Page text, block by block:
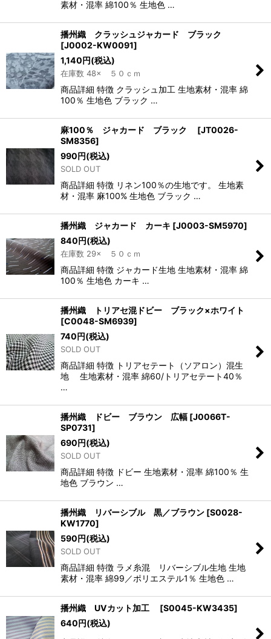
素材・混率 綿100％ 生地色 …
播州織 クラッシュジャカード ブラック
[J0002-KW0091]
1,140円(税込)
在庫数 48× ５０ｃｍ
商品詳細 特徴 クラッシュ加工 生地素材・混率 綿
100％ 生地色 ブラック …
麻100％ ジャカード ブラック [JT0026-
SM8356]
990円(税込)
SOLD OUT
商品詳細 特徴 リネン100％の生地です。 生地素
材・混率 麻100% 生地色 ブラック …
播州織 ジャカード カーキ [J0003-SM5970]
840円(税込)
在庫数 29× ５０ｃｍ
商品詳細 特徴 ジャカード生地 生地素材・混率 綿
100％ 生地色 カーキ …
播州織 トリアセ混ドビー ブラック×ホワイト
[C0048-SM6939]
740円(税込)
SOLD OUT
商品詳細 特徴 トリアセテート（ソアロン）混生
地 生地素材・混率 綿60/トリアセテート40％
…
播州織 ドビー ブラウン 広幅 [J0066T-
SP0731]
690円(税込)
SOLD OUT
商品詳細 特徴 ドビー 生地素材・混率 綿100％ 生
地色 ブラウン …
播州織 リバーシブル 黒／ブラウン [S0028-
KW1770]
590円(税込)
SOLD OUT
商品詳細 特徴 ラメ糸混 リバーシブル生地 生地
素材・混率 綿99／ポリエステル1％ 生地色 …
播州織 UVカット加工 [S0045-KW3435]
640円(税込)